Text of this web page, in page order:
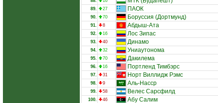
89. 27 ПАОК
90. 70 Боруссия (Дортмунд)
91. 8 Абдыш-Ата
92. 16 Лос Зипас
93. 40 Динамо
94. 32 Униаутонома
95. 70 Дакилема
96. 16 Портленд Тимбэрс
97. 31 Норт Виллидж Рэмс
98. 9 Аль-Насср
99. 58 Велес Сарсфилд
100. 46 Абу Салим